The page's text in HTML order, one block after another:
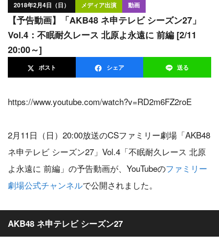
2018年2月4日（日） メディア出演 動画
【予告動画】「AKB48 ネ申テレビ シーズン27」
Vol.4：不眠耐久レース 北原よ永遠に 前編 [2/11
20:00～]
ポスト シェア 送る
https://www.youtube.com/watch?v=RD2m6FZ2roE
2月11日（日）20:00放送のCSファミリー劇場「AKB48
ネ申テレビ シーズン27」Vol.4「不眠耐久レース 北原
よ永遠に 前編」の予告動画が、YouTubeのファミリー
劇場公式チャンネルで公開されました。
AKB48 ネ申テレビ シーズン27